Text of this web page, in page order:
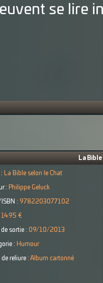
se lire
La
La Bible selon le Chat
: Philippe Geluck
: 9782203077102
14.95 €
de sortie : 09/10/2013
: Humour
de reliure : Album cartonné